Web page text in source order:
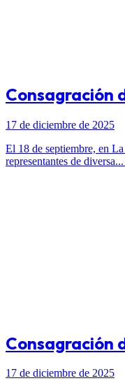
Consagración
17 de diciembre de 2025
El 18 de septiembre, en
representantes de
Consagración
17 de diciembre de 2025